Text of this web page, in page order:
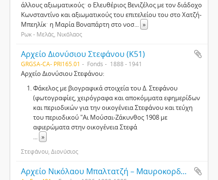
άλλους αξιωματικούςˑ ο Ελευθέριος Βενιζέλος με τον διάδοχο
Κωνσταντίνο και αξιωματικούς του επιτελείου του στο Χατζή-
Μπεηλίκˑ η Μαρία Βοναπάρτη στο νοσ... »
Ρωκ - Μελάς, Νικόλαος
Αρχείο Διονύσιου Στεφάνου (Κ51)
GRGSA-CA- PRI165.01 Fonds 1888 - 1941
Αρχείο Διονύσιου Στεφάνου:
Φάκελος με βιογραφικά στοιχεία του Δ. Στεφάνου
(φωτογραφίες, χειρόγραφα και αποκόμματα εφημερίδων
και περιοδικών για την οικογένεια Στεφάνου και τεύχη
του περιοδικού "Αι Μούσαι-Ζάκυνθος 1908 με
αφιερώματα στην οικογένεια Στεφά
... »
Στεφάνου, Διονύσιος
Αρχείο Νικόλαου Μπαλτατζή – Μαυροκορδάτου